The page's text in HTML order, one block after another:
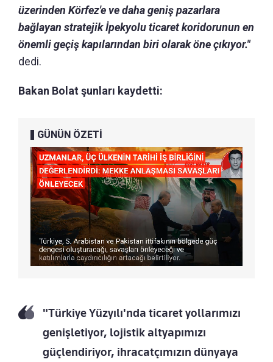
üzerinden Körfez'e ve daha geniş pazarlara
bağlayan stratejik İpekyolu ticaret koridorunun en
önemli geçiş kapılarından biri olarak öne çıkıyor."
dedi.
Bakan Bolat şunları kaydetti:
GÜNÜN ÖZETİ
"Türkiye Yüzyılı'nda ticaret yollarımızı
genişletiyor, lojistik altyapımızı
güçlendiriyor, ihracatçımızın dünyaya